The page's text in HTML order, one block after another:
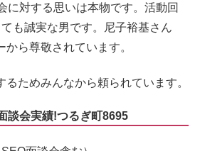
に対する思いは本物です。活動回
も誠実な男です。尼子裕基さん
ら尊敬されています。
ためみんなから頼られています。
談会実績!つるぎ町8695